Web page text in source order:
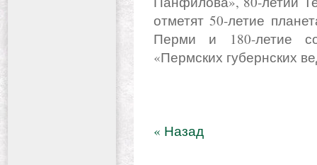
отметят 50-летие
Перми и 180-летие
«Пермских губернских
« Назад